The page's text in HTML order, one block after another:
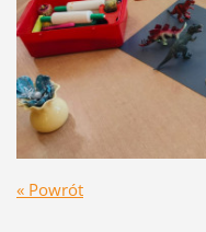
« Powrót